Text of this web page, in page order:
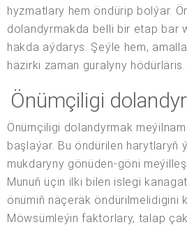
hyzmatlary hem öndürip bolýar.
dolandyrmakda belli bir etap bar
hakda aýdarys. Şeýle hem,
häzirki zaman guralyny hödürläris.
Önümçiligi
Önümçiligi dolandyrmak
başlaýar. Bu öndürilen harytlaryň
mukdaryny gönüden-göni
Munuň üçin ilki bilen islegi
önümiň näçeräk öndürilmelidigini
Möwsümleýin faktorlary, talap